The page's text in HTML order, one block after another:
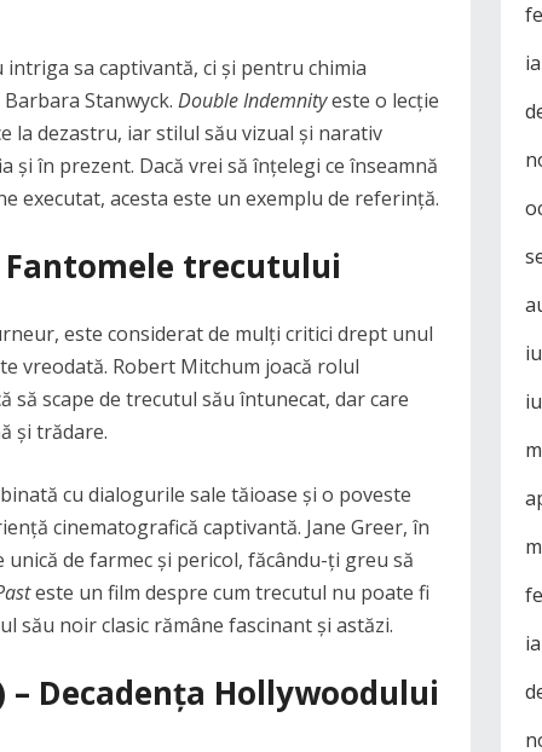
sa captivantă, ci și pentru chimia
Stanwyck. Double Indemnityeste o lecție
la dezastru, iar stilul său vizual și narativ
în prezent. Dacă vrei să înțelegi ce înseamnă
executat, acesta este un exemplu de referință.
Fantomele trecutului
este considerat de mulți critici drept unul
vreodată. Robert Mitchum joacă rolul
să scape de trecutul său întunecat, dar care
și trădare.
cu dialogurile sale tăioase și o poveste
cinematografică captivantă. Jane Greer, în
de farmec și pericol, făcându-ți greu să
este un film despre cum trecutul nu poate fi
său noir clasic rămâne fascinant și astăzi.
– Decadența Hollywoodului